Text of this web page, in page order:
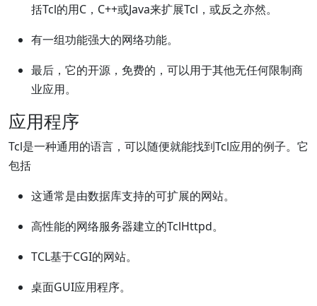
括Tcl的用C，C++或Java来扩展Tcl，或反之亦然。
有一组功能强大的网络功能。
最后，它的开源，免费的，可以用于其他无任何限制商
业应用。
应用程序
Tcl是一种通用的语言，可以随便就能找到Tcl应用的例子。它
包括
这通常是由数据库支持的可扩展的网站。
高性能的网络服务器建立的TclHttpd。
TCL基于CGI的网站。
桌面GUI应用程序。